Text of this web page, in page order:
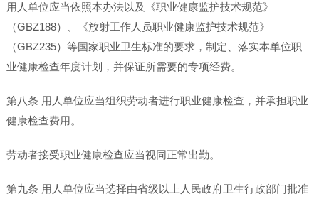
用人单位应当依照本办法以及《职业健康监护技术规范》
（GBZ188）、《放射工作人员职业健康监护技术规范》
（GBZ235）等国家职业卫生标准的要求，制定、落实本单位职
业健康检查年度计划，并保证所需要的专项经费。
第八条 用人单位应当组织劳动者进行职业健康检查，并承担职业
健康检查费用。
劳动者接受职业健康检查应当视同正常出勤。
第九条 用人单位应当选择由省级以上人民政府卫生行政部门批准